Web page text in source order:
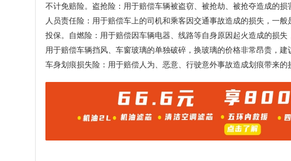
不计免赔险。盗抢险：用于赔偿车辆被盗窃、被抢劫、被抢夺造成的
人员责任险：用于赔偿车上的司机和乘客因交通事故造成的损失，一
投保。自燃险：用于赔偿因车辆电器、线路等自身原因起火造成的损失
用于赔偿车辆挡风、车窗玻璃的单独破碎，换玻璃的价格非常昂贵，建
车身划痕损失险：用于赔偿人为、恶意、行驶意外事故造成划痕带来的